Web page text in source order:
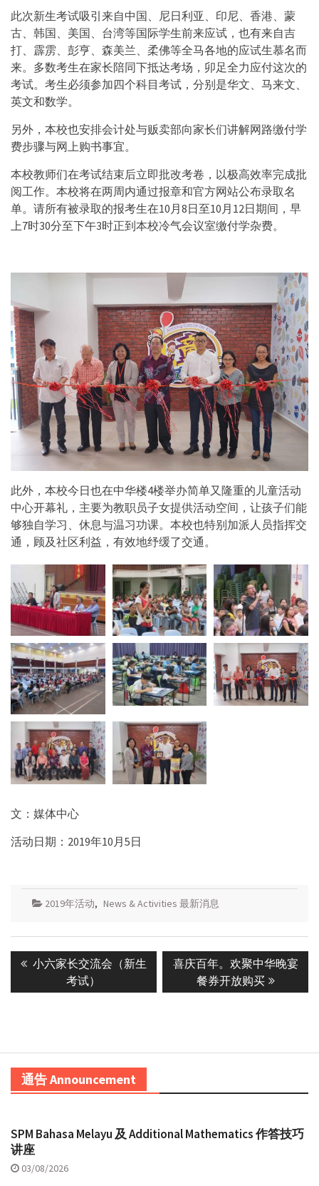
此次新生考试吸引来自中国、尼日利亚、印尼、香港、蒙
古、韩国、美国、台湾等国际学生前来应试，也有来自吉
打、霹雳、彭亨、森美兰、柔佛等全马各地的应试生慕名而
来。多数考生在家长陪同下抵达考场，卯足全力应付这次的
考试。考生必须参加四个科目考试，分别是华文、马来文、
英文和数学。
另外，本校也安排会计处与贩卖部向家长们讲解网路缴付学
费步骤与网上购书事宜。
本校教师们在考试结束后立即批改考卷，以极高效率完成批
阅工作。本校将在两周内通过报章和官方网站公布录取名
单。请所有被录取的报考生在10月8日至10月12日期间，早
上7时30分至下午3时正到本校冷气会议室缴付学杂费。
此外，本校今日也在中华楼4楼举办简单又隆重的儿童活动
中心开幕礼，主要为教职员子女提供活动空间，让孩子们能
够独自学习、休息与温习功课。本校也特别加派人员指挥交
通，顾及社区利益，有效地纾缓了交通。
文：媒体中心
活动日期：2019年10月5日
2019年活动, News & Activities 最新消息
navigation
Previous
小六家长交流会（新生
考试）
Next
post:
喜庆百年。欢聚中华晚宴
餐券开放购买
通告 Announcement
SPM Bahasa Melayu 及 Additional Mathematics 作答技巧
讲座
03/08/2026